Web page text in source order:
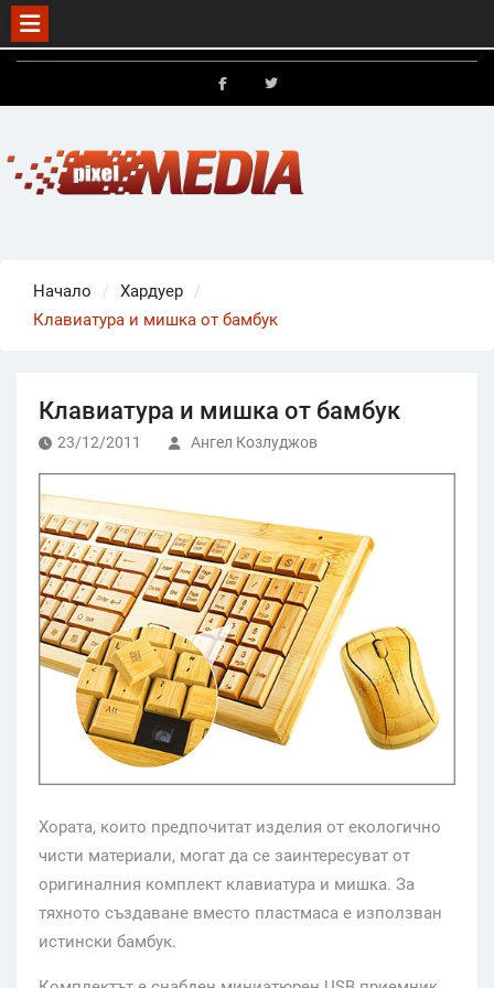
Skip
Начало
Хардуер
Клавиатура и мишка от бамбук
Клавиатура и мишка от бамбук
23/12/2011 Ангел Козлуджов
Хората, които предпочитат изделия от екологично
чисти материали, могат да се заинтересуват от
оригиналния комплект клавиатура и мишка. За
тяхното създаване вместо пластмаса е използван
истински бамбук.